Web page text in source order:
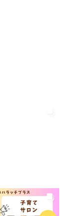
じのみや
光地
転入ママ